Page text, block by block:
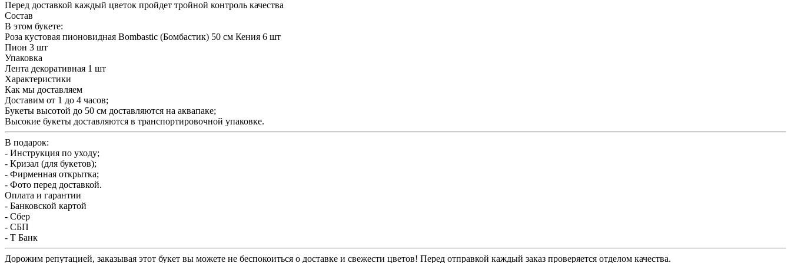
Перед доставкой каждый цветок пройдет тройной контроль качества
Состав
В этом букете:
Роза кустовая пионовидная Bombastic (Бомбастик) 50 см Кения 6 шт
Пион 3 шт
Упаковка
Лента декоративная 1 шт
Характеристики
Как мы доставляем
Доставим от 1 до 4 часов;
Букеты высотой до 50 см доставляются на аквапаке;
Высокие букеты доставляются в транспортировочной упаковке.
В подарок:
- Инструкция по уходу;
- Кризал (для букетов);
- Фирменная открытка;
- Фото перед доставкой.
Оплата и гарантии
- Банковской картой
- Сбер
- СБП
- Т Банк
Дорожим репутацией, заказывая этот букет вы можете не беспокоиться о доставке и свежести цветов! Перед отправкой каждый заказ проверяется отделом качества.